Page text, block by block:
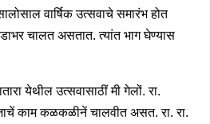
वार्षिक उत्सवाचे समारंभ होत
चालत असतात. त्यांत भाग घेण्यास
येथील उत्सवासाठीं मी गेलों. रा.
काम कळकळीनें चालवीत असत. रा. रा.